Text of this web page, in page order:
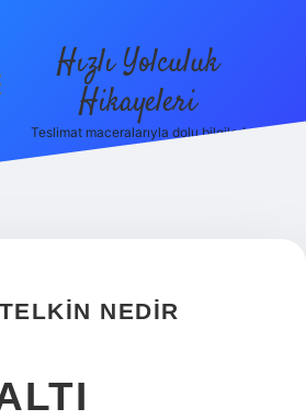
Hızlı Yolculuk
Hikayeleri
Teslimat maceralarıyla dolu bilgiler!
NEDIR